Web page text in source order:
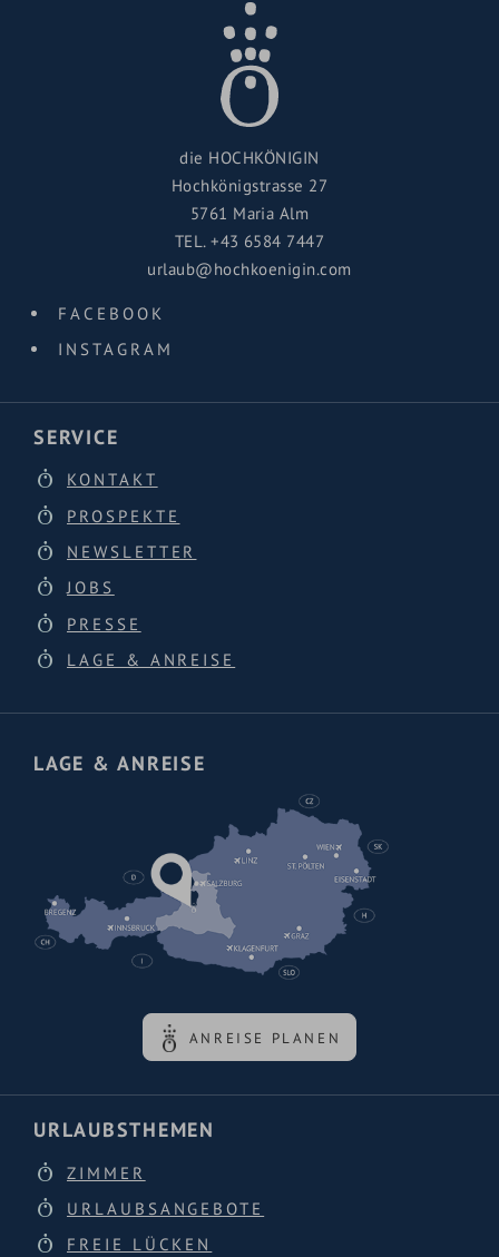
die HOCHKÖNIGIN
Hochkönigstrasse 27
5761 Maria Alm
TEL.+43 6584 7447
urlaub@hochkoenigin.com
FACEBOOK
INSTAGRAM
SERVICE
KONTAKT
PROSPEKTE
NEWSLETTER
JOBS
PRESSE
LAGE & ANREISE
LAGE & ANREISE
ANREISE PLANEN
URLAUBSTHEMEN
ZIMMER
URLAUBSANGEBOTE
FREIE LÜCKEN